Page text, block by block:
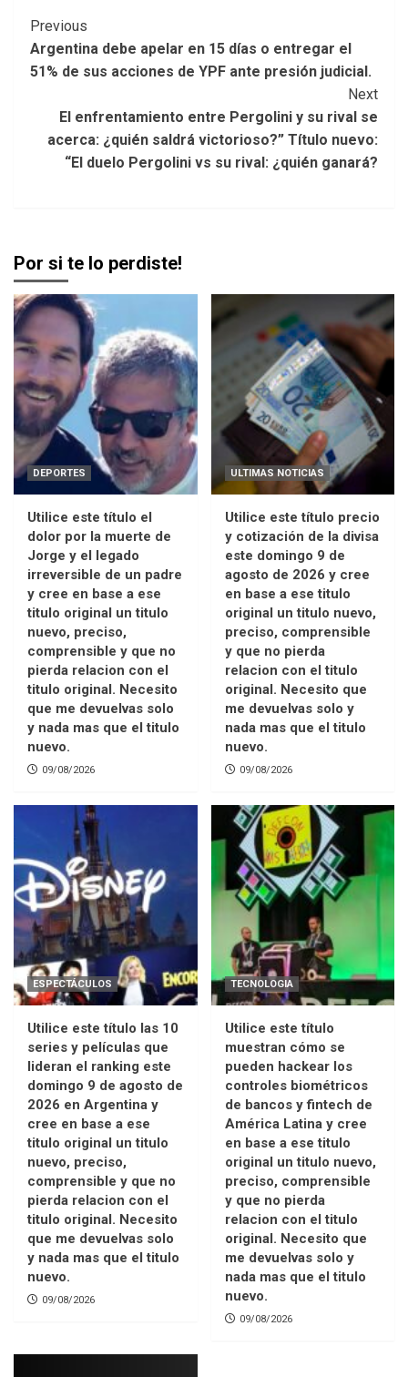
Post
Navigation
Previous
Argentina debe apelar en 15 días o entregar el
51% de sus acciones de YPF ante presión judicial.
Next
El enfrentamiento entre Pergolini y su rival se
acerca: ¿quién saldrá victorioso?” Título nuevo:
“El duelo Pergolini vs su rival: ¿quién ganará?
Por si te lo perdiste!
DEPORTES
Utilice este título el
dolor por la muerte de
Jorge y el legado
irreversible de un padre
y cree en base a ese
titulo original un titulo
nuevo, preciso,
comprensible y que no
pierda relacion con el
titulo original. Necesito
que me devuelvas solo
y nada mas que el titulo
nuevo.
09/08/2026
ULTIMAS NOTICIAS
Utilice este título precio
y cotización de la divisa
este domingo 9 de
agosto de 2026 y cree
en base a ese titulo
original un titulo nuevo,
preciso, comprensible
y que no pierda
relacion con el titulo
original. Necesito que
me devuelvas solo y
nada mas que el titulo
nuevo.
09/08/2026
ESPECTÁCULOS
Utilice este título las 10
series y películas que
lideran el ranking este
domingo 9 de agosto de
2026 en Argentina y
cree en base a ese
titulo original un titulo
nuevo, preciso,
comprensible y que no
pierda relacion con el
titulo original. Necesito
que me devuelvas solo
y nada mas que el titulo
nuevo.
09/08/2026
TECNOLOGIA
Utilice este título
muestran cómo se
pueden hackear los
controles biométricos
de bancos y fintech de
América Latina y cree
en base a ese titulo
original un titulo nuevo,
preciso, comprensible
y que no pierda
relacion con el titulo
original. Necesito que
me devuelvas solo y
nada mas que el titulo
nuevo.
09/08/2026